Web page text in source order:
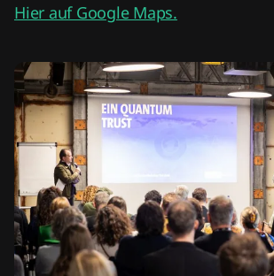
Hier auf Google Maps.